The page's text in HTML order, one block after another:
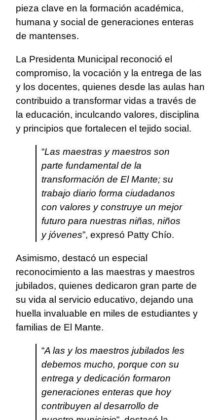
pieza clave en la formación académica,
humana y social de generaciones enteras
de mantenses.
La Presidenta Municipal reconoció el
compromiso, la vocación y la entrega de las
y los docentes, quienes desde las aulas han
contribuido a transformar vidas a través de
la educación, inculcando valores, disciplina
y principios que fortalecen el tejido social.
“Las maestras y maestros son
parte fundamental de la
transformación de El Mante; su
trabajo diario forma ciudadanos
con valores y construye un mejor
futuro para nuestras niñas, niños
y jóvenes”, expresó Patty Chío.
Asimismo, destacó un especial
reconocimiento a las maestras y maestros
jubilados, quienes dedicaron gran parte de
su vida al servicio educativo, dejando una
huella invaluable en miles de estudiantes y
familias de El Mante.
“A las y los maestros jubilados les
debemos mucho, porque con su
entrega y dedicación formaron
generaciones enteras que hoy
contribuyen al desarrollo de